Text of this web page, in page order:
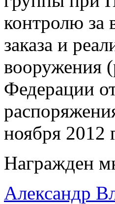
контролю за
заказа и
вооружения
Федерации
ноября 2012
Награжден
Александр